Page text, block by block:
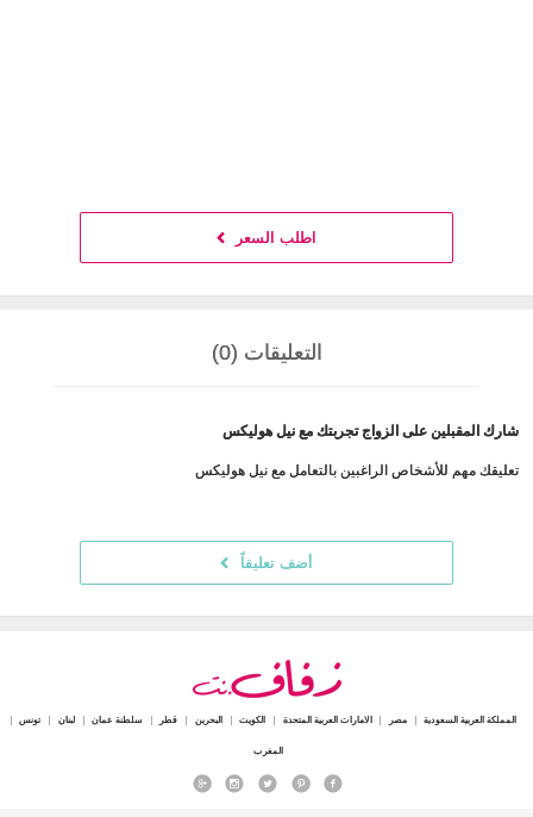
اطلب السعر
التعليقات (0)
شارك المقبلين على الزواج تجربتك مع نيل هوليكس
تعليقك مهم للأشخاص الراغبين بالتعامل مع نيل هوليكس
أضف تعليقاً
المملكة العربية السعودية مصر الامارات العربية المتحدة الكويت البحرين قطر سلطنة عمان لبنان تونس
المغرب